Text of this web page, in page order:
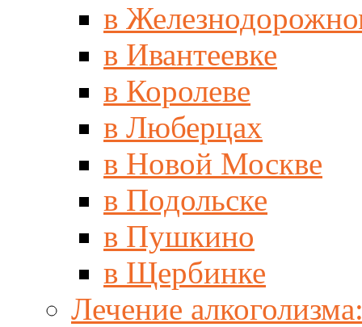
в
в Ивантеевке
в Королеве
в Люберцах
в Новой Москве
в Подольске
в Пушкино
в Щербинке
Лечение